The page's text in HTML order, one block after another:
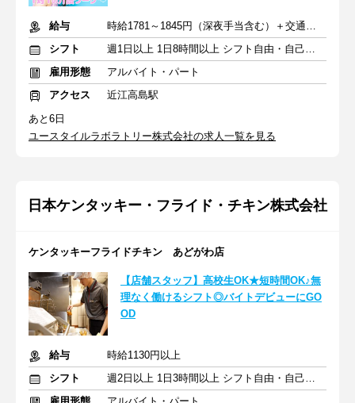
給与
時給1781～1845円（深夜手当含む）＋交通費支給
シフト
週1日以上 1日8時間以上 シフト自由・自己申告
雇用形態
アルバイト・パート
アクセス
近江高島駅
あと6日
ユースタイルラボラトリー株式会社の求人一覧を見る
日本ケンタッキー・フライド・チキン株式会社
ケンタッキーフライドチキン あどがわ店
【店舗スタッフ】高校生OK★短時間OK♪無
理なく働けるシフト◎バイトデビューにGO
OD
給与
時給1130円以上
シフト
週2日以上 1日3時間以上 シフト自由・自己申告